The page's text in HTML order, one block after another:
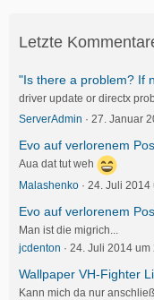
Letzte
"Is there a problem? If
driver update or directx
ServerAdmin
27. Januar
Evo auf verlorenem
Aua dat tut weh
Malashenko
24. Juli 2014
Evo auf verlorenem
Man ist die migrich...
jcdenton
24. Juli 2014 um
Wallpaper VH-Fighter
Kann mich da nur